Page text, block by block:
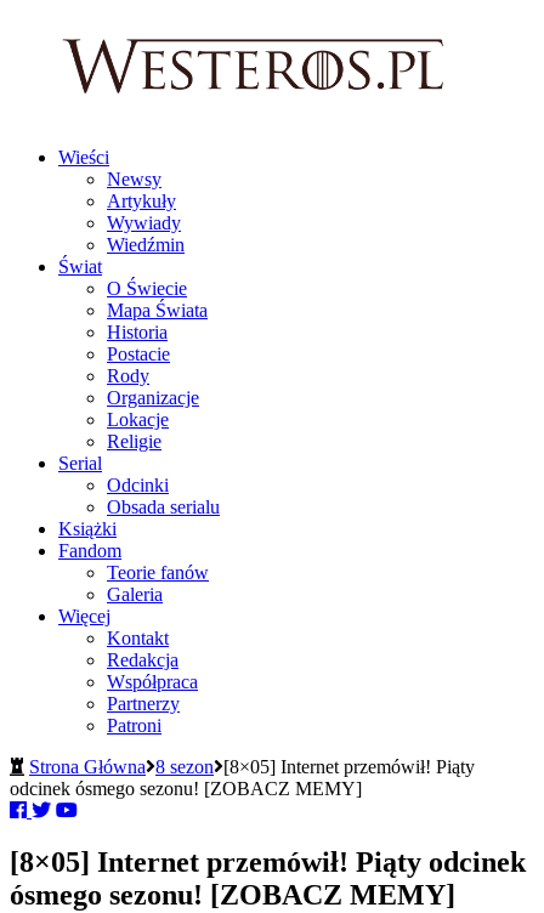
Wieści
Newsy
Artykuły
Wywiady
Wiedźmin
Świat
O Świecie
Mapa Świata
Historia
Postacie
Rody
Organizacje
Lokacje
Religie
Serial
Odcinki
Obsada serialu
Książki
Fandom
Teorie fanów
Galeria
Więcej
Kontakt
Redakcja
Współpraca
Partnerzy
Patroni
Strona Główna 8 sezon [8×05] Internet przemówił! Piąty
odcinek ósmego sezonu! [ZOBACZ MEMY]
[8×05] Internet przemówił! Piąty odcinek
ósmego sezonu! [ZOBACZ MEMY]